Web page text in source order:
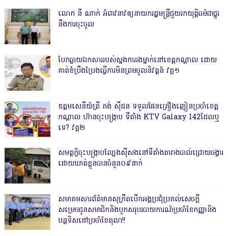
លោក នី ណាក់ អំពាវនាវឲ្យនាយករដ្ឋមន្ត្រីជួយរកយុត្តិធម៌ជាថ្នូរ
នឹងការចុះចូល
បែកធ្លាយឯកសាររបស់ស្នងការរងម្នាក់នៅខេត្តកណ្ដាល ដោយ
គាត់ខំប្រឹងប្រែងធ្វើការមិនព្រមចូលនិវត្តន៍ វគ្គ១
ឧត្តមសេនីយ៍ត្រី គង់ ស៊ីដន ទទួលផែនគ្រឿងញៀនប្រចាំខេត្ត
កណ្តាល ហ៊ានចុះបង្ក្រាប ទីតាំង KTV Galaxy 142ដែលឬ
ទេ? វគ្គ២
សមត្ថកិ្ចចុះបង្ក្រាបល្បែងស៊ីសងនៅទីតាំងតារាងបាល់ជ្រោយចង្វារ
ដោយឃាត់ខ្លួនបានចំនួន០៩នាក់
សមាគមសារព័ត៌មានសុក្រឹតបើកអង្គប្រជុំប្រគល់សេចក្តី
សម្រេចជូនសមាជិកនិងបូកសរុបរបាយការណ៍ប្រចាំខែកញ្ញានិង
បន្តទិសដៅប្រចាំខែតុលា!!